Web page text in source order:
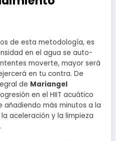
de esta metodología, es
en el agua se auto-
moverte, mayor será
en tu contra. De
de Mariangel
en el HIIT acuático
añadiendo más minutos a la
aceleración y la limpieza